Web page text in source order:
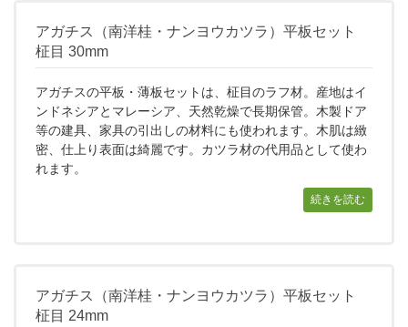
アガチス（南洋桂・ナンヨウカツラ）平板セット
柾目 30mm
アガチスの平板・薄板セットは、柾目のラフ材。産地はイ
ンドネシアとマレーシア、天然乾燥で長期保管。木製ドア
等の建具、家具の引出しの材料にも使われます。木肌は緻
密、仕上り表面は綺麗です。カツラ材の代用品として使わ
れます。
続きを読む
アガチス（南洋桂・ナンヨウカツラ）平板セット
柾目 24mm